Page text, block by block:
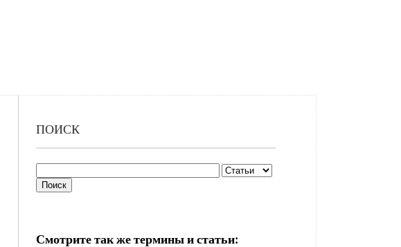
ПОИСК
Смотрите так же термины и статьи: